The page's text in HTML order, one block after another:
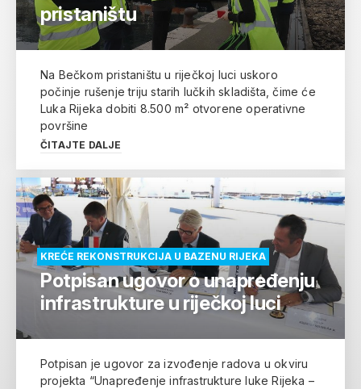
pristaništu
Na Bečkom pristaništu u riječkoj luci uskoro
počinje rušenje triju starih lučkih skladišta, čime će
Luka Rijeka dobiti 8.500 m² otvorene operativne
površine
ČITAJTE DALJE
KREĆE REKONSTRUKCIJA U BAZENU RIJEKA
Potpisan ugovor o unapređenju
infrastrukture u riječkoj luci
Potpisan je ugovor za izvođenje radova u okviru
projekta “Unapređenje infrastrukture luke Rijeka –